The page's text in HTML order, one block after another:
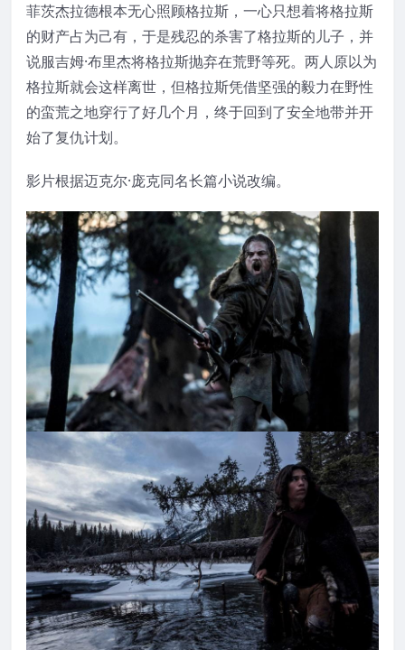
菲茨杰拉德根本无心照顾格拉斯，一心只想着将格拉斯
的财产占为己有，于是残忍的杀害了格拉斯的儿子，并
说服吉姆·布里杰将格拉斯抛弃在荒野等死。两人原以为
格拉斯就会这样离世，但格拉斯凭借坚强的毅力在野性
的蛮荒之地穿行了好几个月，终于回到了安全地带并开
始了复仇计划。
影片根据迈克尔·庞克同名长篇小说改编。